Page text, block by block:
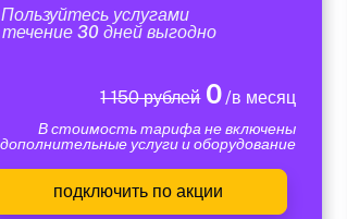
услугами
течение 30 дней выгодно
1 150 рублей0/в месяц
В стоимость тарифа не включены
дополнительные услуги и оборудование
подключить по акции